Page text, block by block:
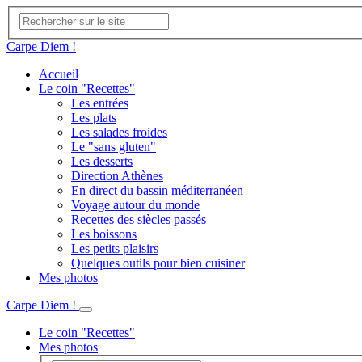
Carpe Diem !
Accueil
Le coin "Recettes"
Les entrées
Les plats
Les salades froides
Le "sans gluten"
Les desserts
Direction Athènes
En direct du bassin méditerranéen
Voyage autour du monde
Recettes des siècles passés
Les boissons
Les petits plaisirs
Quelques outils pour bien cuisiner
Mes photos
Carpe Diem !
Le coin "Recettes"
Mes photos